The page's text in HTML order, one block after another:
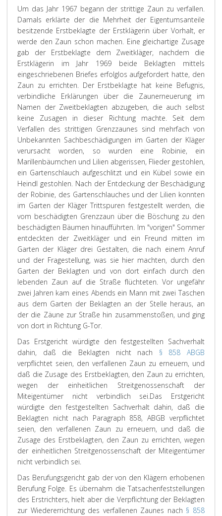
Um das Jahr 1967 begann der strittige Zaun zu verfallen.
Damals erklärte der die Mehrheit der Eigentumsanteile
besitzende Erstbeklagte der Erstklägerin über Vorhalt, er
werde den Zaun schon machen. Eine gleichartige Zusage
gab der Erstbeklagte dem Zweitkläger, nachdem die
Erstklägerin im Jahr 1969 beide Beklagten mittels
eingeschriebenen Briefes erfolglos aufgefordert hatte, den
Zaun zu errichten. Der Erstbeklagte hat keine Befugnis,
verbindliche Erklärungen über die Zaunerneuerung im
Namen der Zweitbeklagten abzugeben, die auch selbst
keine Zusagen in dieser Richtung machte. Seit dem
Verfallen des strittigen Grenzzaunes sind mehrfach von
Unbekannten Sachbeschädigungen im Garten der Kläger
verursacht worden, so wurden eine Robinie, ein
Marillenbäumchen und Lilien abgerissen, Flieder gestohlen,
ein Gartenschlauch aufgeschlitzt und ein Kübel sowie ein
Heindl gestohlen. Nach der Entdeckung der Beschädigung
der Robinie, des Gartenschlauches und der Lilien konnten
im Garten der Kläger Trittspuren festgestellt werden, die
vom beschädigten Grenzzaun über die Böschung zu den
beschädigten Bäumen hinaufführten. Im "vorigen" Sommer
entdeckten der Zweitkläger und ein Freund mitten im
Garten der Kläger drei Gestalten, die nach einem Anruf
und der Fragestellung, was sie hier machten, durch den
Garten der Beklagten und von dort einfach durch den
lebenden Zaun auf die Straße flüchteten. Vor ungefähr
zwei Jahren kam eines Abends ein Mann mit zwei Taschen
aus dem Garten der Beklagten an der Stelle heraus, an
der die Zäune zur Straße hin zusammenstoßen, und ging
von dort in Richtung G-Tor.
Das Erstgericht würdigte den festgestellten Sachverhalt
dahin, daß die Beklagten nicht nach § 858 ABGB
verpflichtet seien, den verfallenen Zaun zu erneuern, und
daß die Zusage des Erstbeklagten, den Zaun zu errichten,
wegen der einheitlichen Streitgenossenschaft der
Miteigentümer nicht verbindlich sei.Das Erstgericht
würdigte den festgestellten Sachverhalt dahin, daß die
Beklagten nicht nach Paragraph 858, ABGB verpflichtet
seien, den verfallenen Zaun zu erneuern, und daß die
Zusage des Erstbeklagten, den Zaun zu errichten, wegen
der einheitlichen Streitgenossenschaft der Miteigentümer
nicht verbindlich sei.
Das Berufungsgericht gab der von den Klägern erhobenen
Berufung Folge. Es übernahm die Tatsachenfeststellungen
des Erstrichters, hielt aber die Verpflichtung der Beklagten
zur Wiedererrichtung des verfallenen Zaunes nach § 858